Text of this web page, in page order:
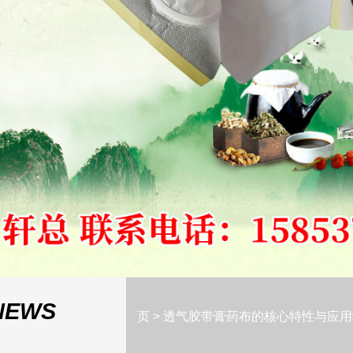
页 > 透气胶带膏药布的核心特性与应